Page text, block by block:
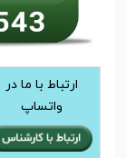
ارتباط با ما در
واتساپ